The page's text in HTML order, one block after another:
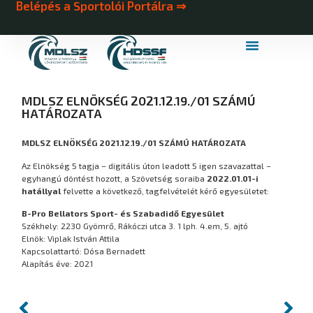
Belépés a Sportolói Portálra ⇒
MDLSZ ELNÖKSÉG 2021.12.19./01 SZÁMÚ
HATÁROZATA
MDLSZ ELNÖKSÉG 2021.12.19./01 SZÁMÚ HATÁROZATA
Az Elnökség 5 tagja – digitális úton leadott 5 igen szavazattal –
egyhangú döntést hozott, a Szövetség soraiba 2022.01.01-i
hatállyal felvette a következő, tagfelvételét kérő egyesületet:
B-Pro Bellators Sport- és Szabadidő Egyesület
Székhely: 2230 Gyömrő, Rákóczi utca 3. 1 lph. 4.em, 5. ajtó
Elnök: Viplak István Attila
Kapcsolattartó: Dósa Bernadett
Alapítás éve: 2021